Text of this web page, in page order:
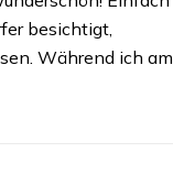
besichtigt,
Während ich am